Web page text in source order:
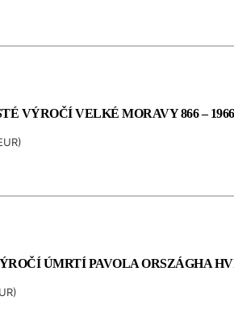
VÝROČÍ VELKÉ MORAVY 866 – 1966
)
ÚMRTÍ PAVOLA ORSZÁGHA
)